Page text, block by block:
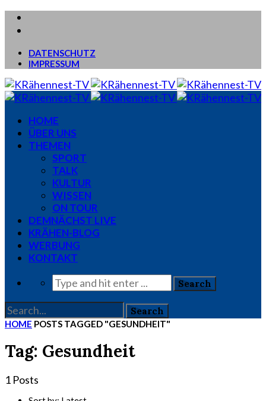
DATENSCHUTZ
IMPRESSUM
HOME
ÜBER UNS
THEMEN
SPORT
TALK
KULTUR
WISSEN
ON TOUR
DEMNÄCHST LIVE
KRÄHEN-BLOG
WERBUNG
KONTAKT
HOME POSTS TAGGED "GESUNDHEIT"
Tag: Gesundheit
1 Posts